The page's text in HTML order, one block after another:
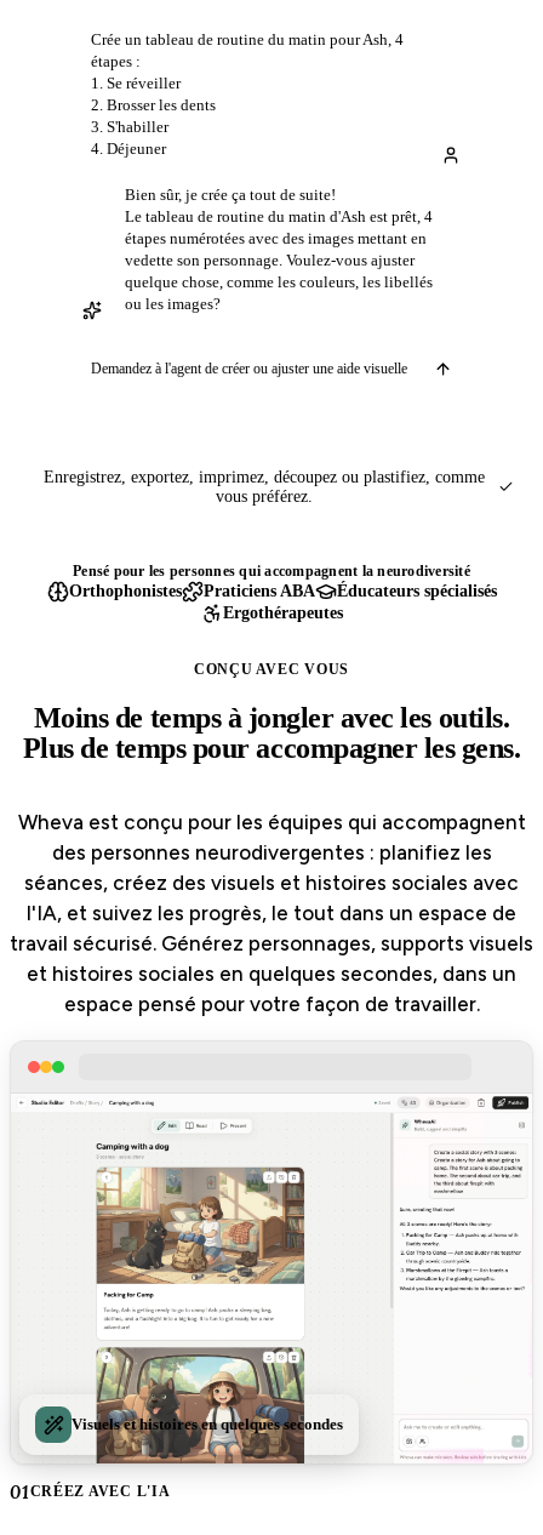
Crée un tableau de routine du matin pour Ash, 4
étapes :
1. Se réveiller
2. Brosser les dents
3. S'habiller
4. Déjeuner
Bien sûr, je crée ça tout de suite!
Le tableau de routine du matin d'Ash est prêt, 4
étapes numérotées avec des images mettant en
vedette son personnage. Voulez-vous ajuster
quelque chose, comme les couleurs, les libellés
ou les images?
Demandez à l'agent de créer ou ajuster une aide visuelle
Enregistrez, exportez, imprimez, découpez ou plastifiez, comme
vous préférez.
Pensé pour les personnes qui accompagnent la neurodiversité
Orthophonistes Praticiens ABA
Éducateurs spécialisés
Ergothérapeutes
CONÇU AVEC VOUS
Moins de temps à jongler avec les outils.
Plus de temps pour accompagner les gens.
Wheva est conçu pour les équipes qui accompagnent
des personnes neurodivergentes : planifiez les
séances, créez des visuels et histoires sociales avec
l'IA, et suivez les progrès, le tout dans un espace de
travail sécurisé. Générez personnages, supports visuels
et histoires sociales en quelques secondes, dans un
espace pensé pour votre façon de travailler.
Visuels et histoires en quelques secondes
01CRÉEZ AVEC L'IA